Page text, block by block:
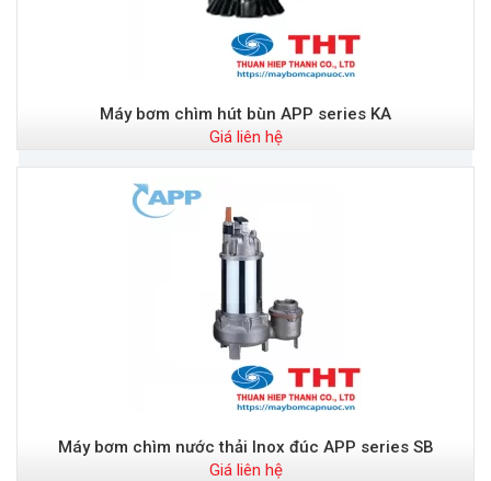
Máy bơm chìm hút bùn APP series KA
Giá liên hệ
Máy bơm chìm nước thải Inox đúc APP series SB
Giá liên hệ